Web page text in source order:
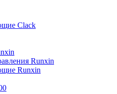
Clack
Runxin
Runxin